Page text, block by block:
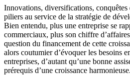
Innovations, diversifications,
piliers au service de la stratégie de
Bien entendu, plus une entreprise se
commerciaux, plus son chiffre
question du financement de cette
alors coutumier d’évoquer les besoins
entreprises, d’autant qu’une bonne
prérequis d’une croissance harmonieuse.